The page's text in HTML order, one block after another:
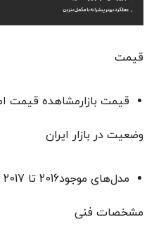
قیمت
قیمت بازارمشاهده قیمت
وضعیت در بازار ایران
مدل‌های موجود2016 تا 2017
مشخصات فنی